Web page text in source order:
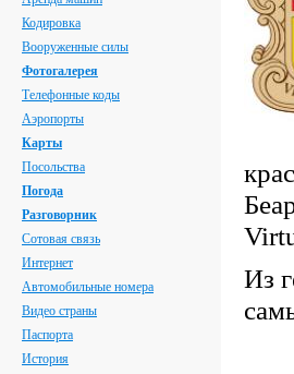
Кодировка
Вооруженные силы
Фотогалерея
Телефонные коды
Аэропорты
Карты
Посольства
Погода
Разговорник
Сотовая связь
Интернет
Автомобильные номера
Видео страны
Паспорта
История
Из